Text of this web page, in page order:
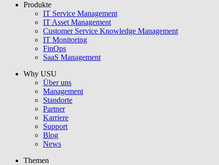
USU GmbH
Produkte
IT Service Management
IT Asset Management
Customer Service Knowledge Management
IT Monitoring
FinOps
SaaS Management
Why USU
Über uns
Management
Standorte
Partner
Karriere
Support
Blog
News
Themen